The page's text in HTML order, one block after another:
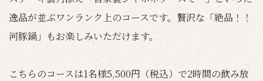
逸品が並ぶワンランク上のコースです。贅沢な「絶品！！
河豚鍋」もお楽しみいただけます。
こちらのコースは1名様5,500円（税込）で2時間の飲み放